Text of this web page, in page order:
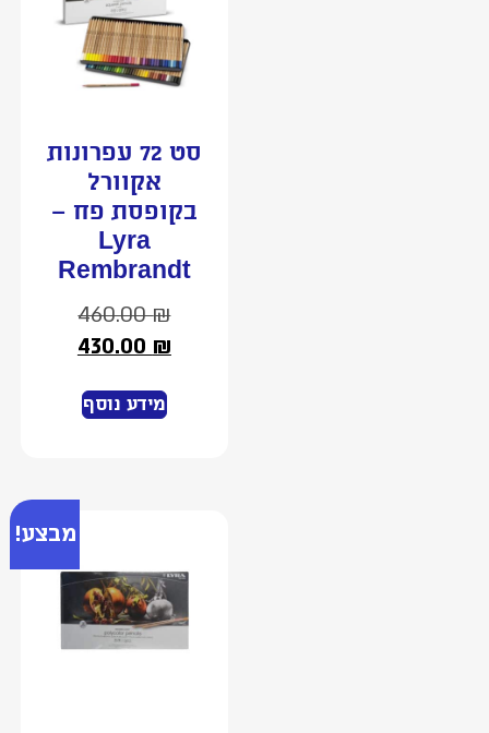
סט 72 עפרונות
אקוורל
בקופסת פח –
Lyra
Rembrandt
460.00₪
430.00₪
מידע נוסף
מבצע!